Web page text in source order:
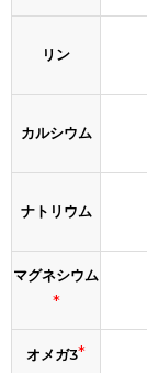
リン
カルシウム
ナトリウム
マグネシウム
*
オメガ3*